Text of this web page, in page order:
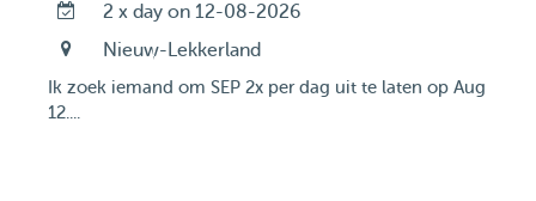
2 x day on 12-08-2026
Nieuw-Lekkerland
Ik zoek iemand om SEP 2x per dag uit te laten op Aug
12....